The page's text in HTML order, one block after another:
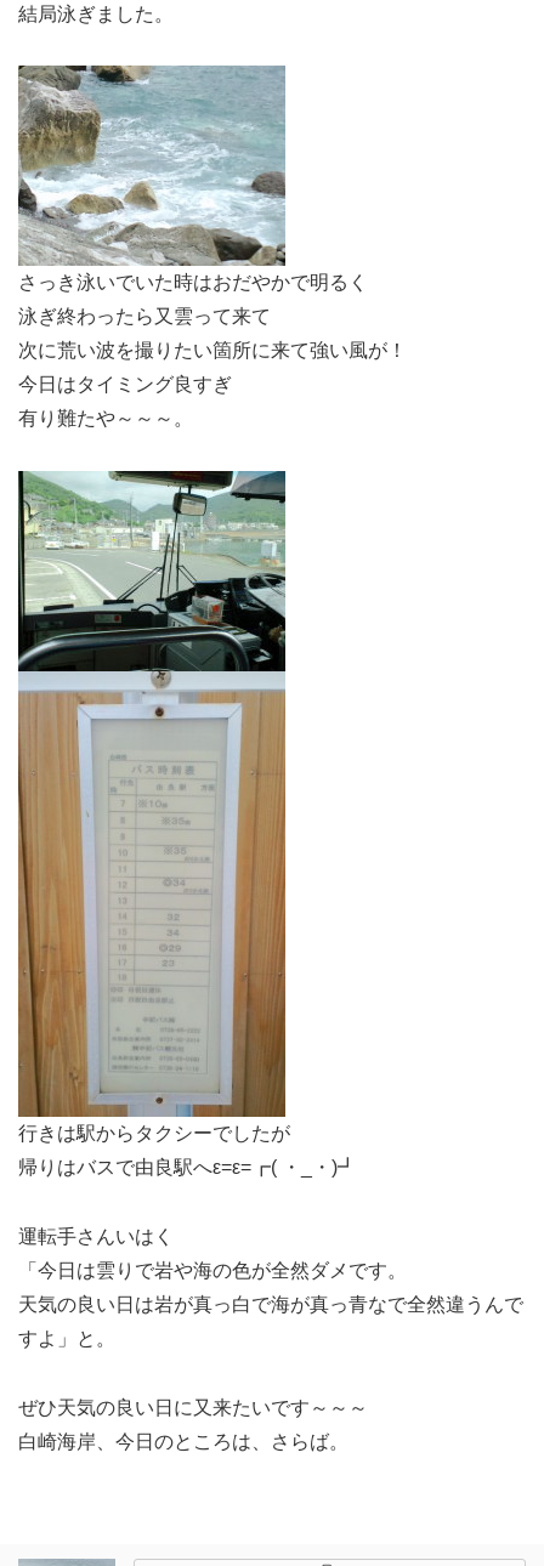
結局泳ぎました。
さっき泳いでいた時はおだやかで明るく
泳ぎ終わったら又雲って来て
次に荒い波を撮りたい箇所に来て強い風が！
今日はタイミング良すぎ
有り難たや～～～。
行きは駅からタクシーでしたが
帰りはバスで由良駅へε=ε=┏( ・_・)┛
運転手さんいはく
「今日は雲りで岩や海の色が全然ダメです。
天気の良い日は岩が真っ白で海が真っ青なで全然違うんで
すよ」と。
ぜひ天気の良い日に又来たいです～～～
白崎海岸、今日のところは、さらば。